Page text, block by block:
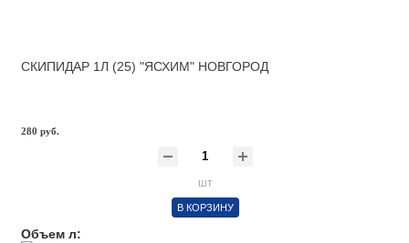
СКИПИДАР 1Л (25) "ЯСХИМ" НОВГОРОД
280 руб.
шт
В КОРЗИНУ
Объем л: